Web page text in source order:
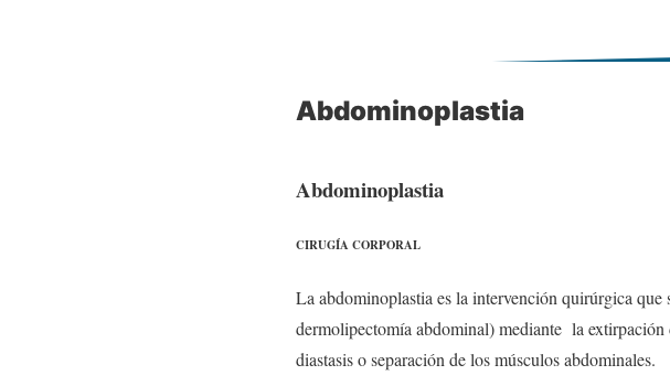
Abdominoplastia
Abdominoplastia
CIRUGÍA CORPORAL
La abdominoplastia es la intervención quirúrgica
dermolipectomía abdominal) mediante la
diastasis o separación de los músculos abdominales.